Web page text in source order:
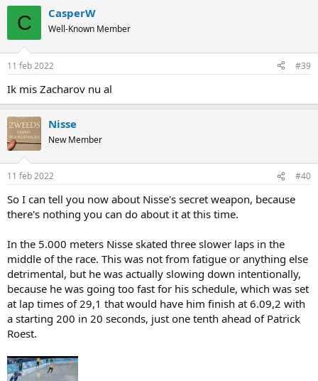
C CasperW
Well-Known Member
11 feb 2022 #39
Ik mis Zacharov nu al
Nisse
New Member
11 feb 2022 #40
So I can tell you now about Nisse's secret weapon, because
there's nothing you can do about it at this time.
In the 5.000 meters Nisse skated three slower laps in the
middle of the race. This was not from fatigue or anything else
detrimental, but he was actually slowing down intentionally,
because he was going too fast for his schedule, which was set
at lap times of 29,1 that would have him finish at 6.09,2 with
a starting 200 in 20 seconds, just one tenth ahead of Patrick
Roest.